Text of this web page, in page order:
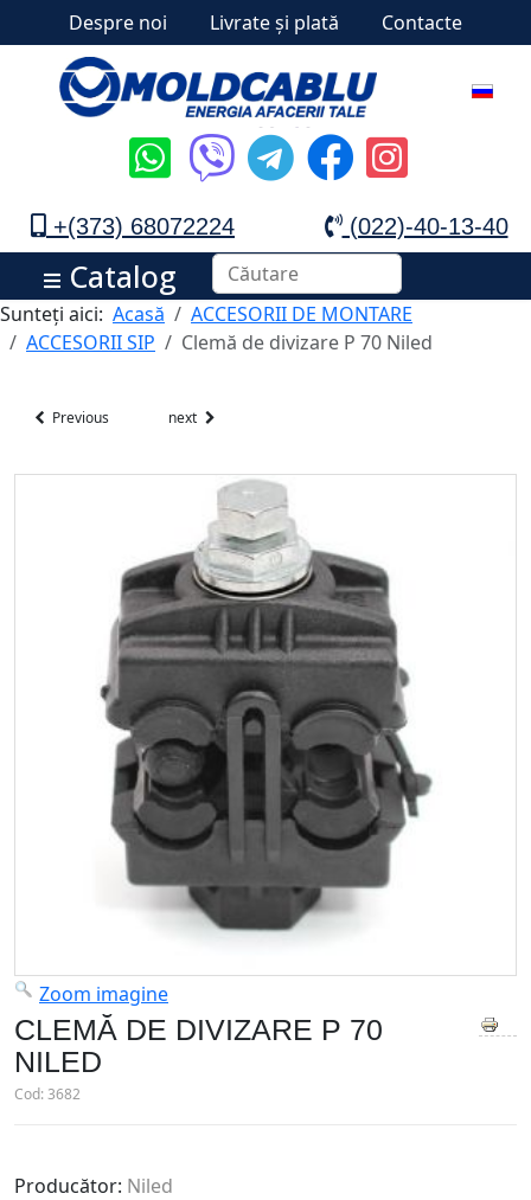
Despre noi Livrate și plată Contacte
+(373) 68072224 (022)-40-13-40
Catalog
Sunteți aici: Acasă
ACCESORII DE MONTARE
ACCESORII SIP
Clemă de divizare P 70 Niled
Previous next
Zoom imagine
CLEMĂ DE DIVIZARE P 70
NILED
Cod:3682
Producător: Niled